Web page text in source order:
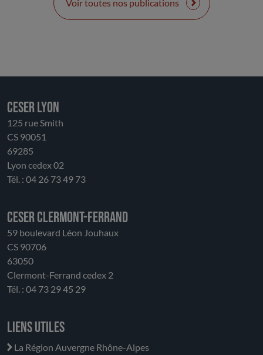
représente cette nouvelle ambition régionale. Il
souplesse, leur ancrage local et leur capacité
d’initiative, conditions indispensables à leur réussite.
L’enjeu est de trouver un équilibre juste entre
orientation stratégique régionale et autonomie des
territoires, entre harmonisation et respect de la
diversité. Au-delà de cet avis, le CESER réaffirme son
environnementaux, économiques et sociaux de la
région, au service de tous ses habitants.
Voir toutes nos publications
CESER LYON
125 rue Smith
CS 90051
69285
Lyon cedex 02
Tél. : 04 26 73 49 73
CESER Clermont-Ferrand
59 boulevard Léon Jouhaux
CS 90706
63050
Clermont-Ferrand cedex 2
Tél. : 04 73 29 45 29
Liens utiles
La Région Auvergne Rhône-Alpes